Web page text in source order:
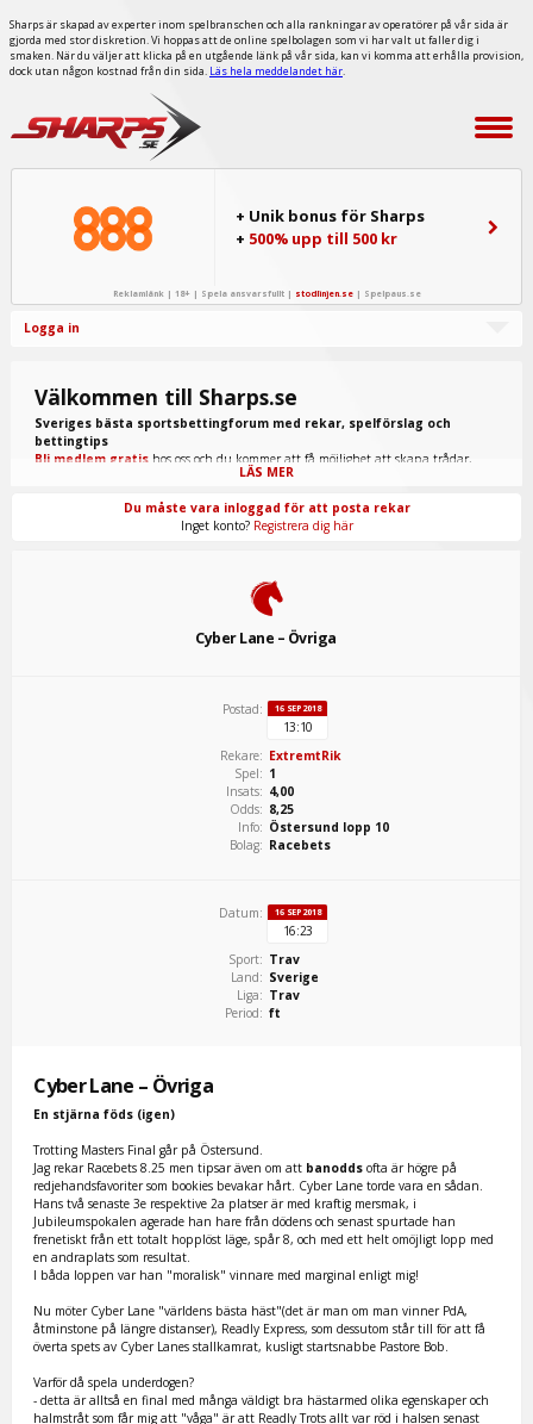
Sharps är skapad av experter inom spelbranschen och alla rankningar av operatörer på vår sida är
gjorda med stor diskretion. Vi hoppas att de online spelbolagen som vi har valt ut faller dig i
smaken. När du väljer att klicka på en utgående länk på vår sida, kan vi komma att erhålla provision,
dock utan någon kostnad från din sida. Läs hela meddelandet här.
+ Unik bonus för Sharps
+ 500% upp till 500 kr
Reklamlänk | 18+ | Spela ansvarsfullt | stodlinjen.se| Spelpaus.se
Logga in
Välkommen till Sharps.se
Sveriges bästa sportsbettingforum med rekar, spelförslag och
bettingtips
Bli medlem gratis hos oss och du kommer att få möjlighet att skapa trådar,
skriva inlägg, ta del av spel från "procappers" och mycket annat.
LÄS MER
Du måste vara inloggad för att posta rekar
Inget konto? Registrera dig här
Cyber Lane – Övriga
En stjärna föds (igen)
Trotting Masters Final går på Östersund.
Jag rekar Racebets 8.25 men tipsar även om att banodds ofta är högre på
redjehandsfavoriter som bookies bevakar hårt. Cyber Lane torde vara en sådan.
Hans två senaste 3e respektive 2a platser är med kraftig mersmak, i
Jubileumspokalen agerade han hare från dödens och senast spurtade han
frenetiskt från ett totalt hopplöst läge, spår 8, och med ett helt omöjligt lopp med
en andraplats som resultat.
I båda loppen var han "moralisk" vinnare med marginal enligt mig!
Nu möter Cyber Lane "världens bästa häst"(det är man om man vinner PdA,
åtminstone på längre distanser), Readly Express, som dessutom står till för att få
överta spets av Cyber Lanes stallkamrat, kusligt startsnabbe Pastore Bob.
Varför då spela underdogen?
- detta är alltså en final med många väldigt bra hästarmed olika egenskaper och
halmstråt som får mig att "våga" är att Readly Trots allt var röd i halsen senast
Cyber Lane – Övriga
Postad: 16 SEP 2018
13:10
Rekare: ExtremtRik
Spel: 1
Insats: 4,00
Odds: 8,25
Info: Östersund lopp 10
Bolag: Racebets
Datum: 16 SEP 2018
16:23
Sport: Trav
Land: Sverige
Liga: Trav
Period: ft